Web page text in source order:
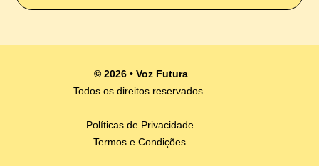
© 2026 • Voz Futura
Todos os direitos reservados.
Políticas de Privacidade
Termos e Condições